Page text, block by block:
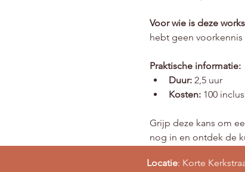
Voor wie is deze
hebt geen
Praktische informatie:
Duur: 2,5 uur
Kosten: 100
Grijp deze kans om
nog in en ontdek de
Locatie: Korte